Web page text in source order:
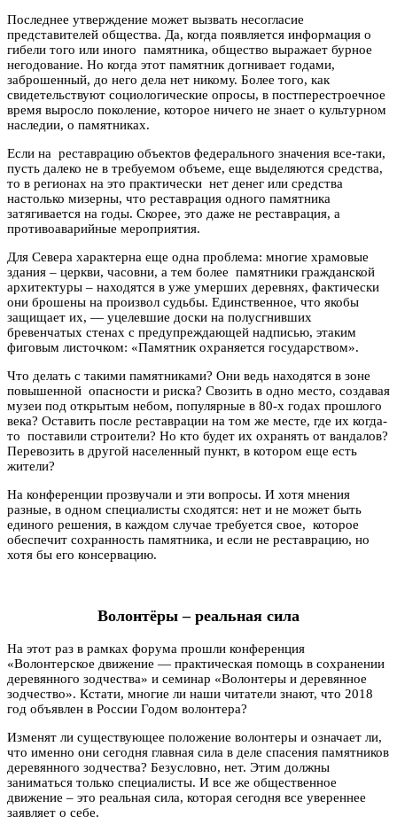
Последнее утверждение может вызвать несогласие
представителей общества. Да, когда появляется информация о
гибели того или иного памятника, общество выражает бурное
негодование. Но когда этот памятник догнивает годами,
заброшенный, до него дела нет никому. Более того, как
свидетельствуют социологические опросы, в постперестроечное
время выросло поколение, которое ничего не знает о культурном
наследии, о памятниках.
Если на реставрацию объектов федерального значения все-таки,
пусть далеко не в требуемом объеме, еще выделяются средства,
то в регионах на это практически нет денег или средства
настолько мизерны, что реставрация одного памятника
затягивается на годы. Скорее, это даже не реставрация, а
противоаварийные мероприятия.
Для Севера характерна еще одна проблема: многие храмовые
здания – церкви, часовни, а тем более памятники гражданской
архитектуры – находятся в уже умерших деревнях, фактически
они брошены на произвол судьбы. Единственное, что якобы
защищает их, — уцелевшие доски на полусгнивших
бревенчатых стенах с предупреждающей надписью, этаким
фиговым листочком: «Памятник охраняется государством».
Что делать с такими памятниками? Они ведь находятся в зоне
повышенной опасности и риска? Свозить в одно место, создавая
музеи под открытым небом, популярные в 80-х годах прошлого
века? Оставить после реставрации на том же месте, где их когда-
то поставили строители? Но кто будет их охранять от вандалов?
Перевозить в другой населенный пункт, в котором еще есть
жители?
На конференции прозвучали и эти вопросы. И хотя мнения
разные, в одном специалисты сходятся: нет и не может быть
единого решения, в каждом случае требуется свое, которое
обеспечит сохранность памятника, и если не реставрацию, но
хотя бы его консервацию.
Волонтёры – реальная сила
На этот раз в рамках форума прошли конференция
«Волонтерское движение — практическая помощь в сохранении
деревянного зодчества» и семинар «Волонтеры и деревянное
зодчество». Кстати, многие ли наши читатели знают, что 2018
год объявлен в России Годом волонтера?
Изменят ли существующее положение волонтеры и означает ли,
что именно они сегодня главная сила в деле спасения памятников
деревянного зодчества? Безусловно, нет. Этим должны
заниматься только специалисты. И все же общественное
движение – это реальная сила, которая сегодня все увереннее
заявляет о себе.